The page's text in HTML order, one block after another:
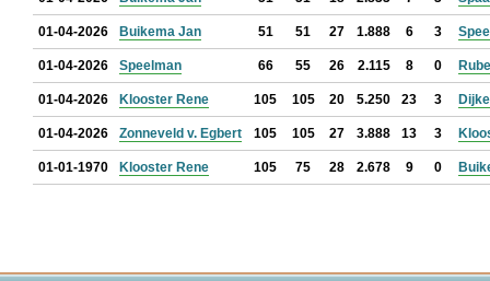
01-04-2026 Buikema Jan 51 51 27 1.888 6 3
01-04-2026 Speelman 66 55 26 2.115 8 0
01-04-2026 Klooster Rene 105 105 20 5.250 23 3
01-04-2026 Zonneveld v. Egbert 105 105 27 3.888 13 3
01-01-1970 Klooster Rene 105 75 28 2.678 9 0